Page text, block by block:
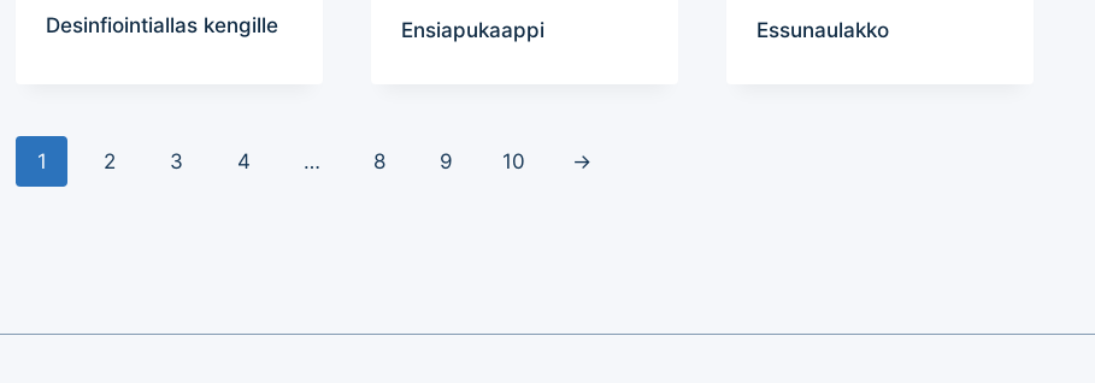
Desinfiointiallas kengille Ensiapukaappi Essunaulakko
1 2 3 4 … 8 9 10 →